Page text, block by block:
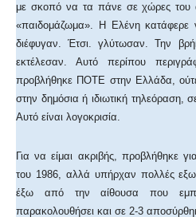
με σκοπό να τα πάνε σε χώρες του
«παιδομάζωμα». Η Ελένη κατάφερε
διέφυγαν. Έτσι. γλύτωσαν. Την
εκτέλεσαν. Αυτό περίπου
προβλήθηκε ΠΟΤΕ στην Ελλάδα,
στην δημόσια ή ιδιωτική τηλεόραση,
Αυτό είναι λογοκρισία.
Για να είμαι ακριβής, προβλήθηκε
του 1986, αλλά υπήρχαν πολλές
έξω από την αίθουσα που
παρακολουθήσει και σε 2-3